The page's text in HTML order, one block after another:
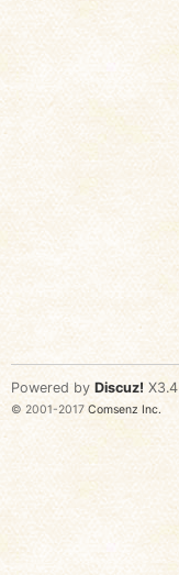
Powered by Discuz! X3.4
© 2001-2017 Comsenz Inc.